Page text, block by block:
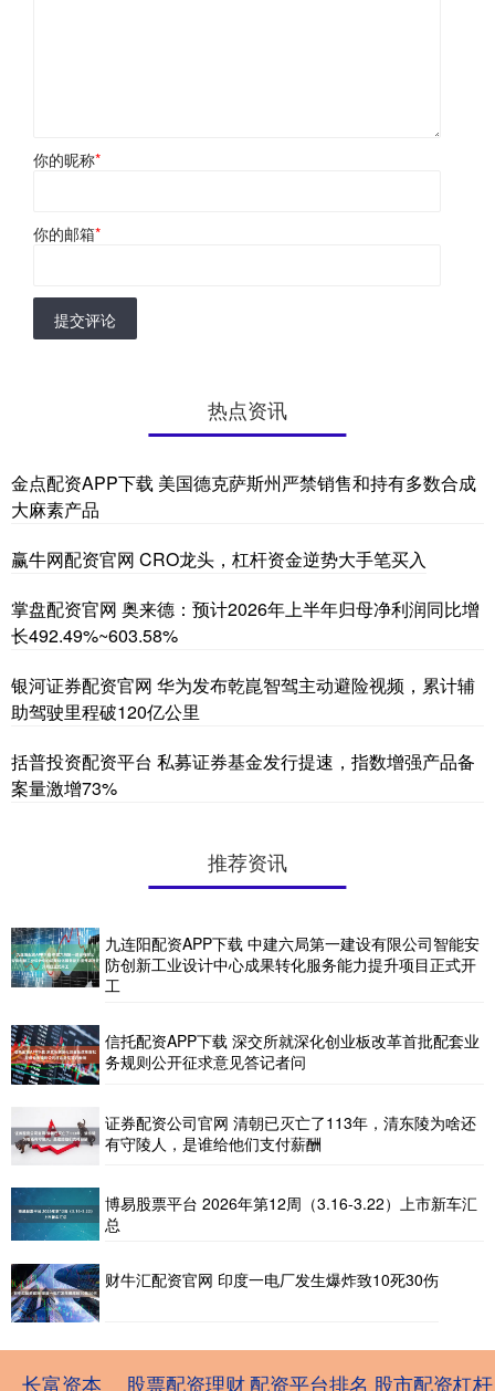
你的昵称*
你的邮箱*
提交评论
热点资讯
金点配资APP下载 美国德克萨斯州严禁销售和持有多数合成
大麻素产品
赢牛网配资官网 CRO龙头，杠杆资金逆势大手笔买入
掌盘配资官网 奥来德：预计2026年上半年归母净利润同比增
长492.49%~603.58%
银河证券配资官网 华为发布乾崑智驾主动避险视频，累计辅
助驾驶里程破120亿公里
括普投资配资平台 私募证券基金发行提速，指数增强产品备
案量激增73%
推荐资讯
九连阳配资APP下载 中建六局第一建设有限公司智能安
防创新工业设计中心成果转化服务能力提升项目正式开
工
信托配资APP下载 深交所就深化创业板改革首批配套业
务规则公开征求意见答记者问
证券配资公司官网 清朝已灭亡了113年，清东陵为啥还
有守陵人，是谁给他们支付薪酬
博易股票平台 2026年第12周（3.16-3.22）上市新车汇
总
财牛汇配资官网 印度一电厂发生爆炸致10死30伤
长富资本 股票配资理财配资平台排名 股市配资杠杆